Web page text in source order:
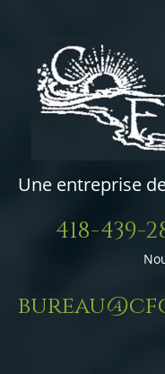
Une entreprise
418-439-